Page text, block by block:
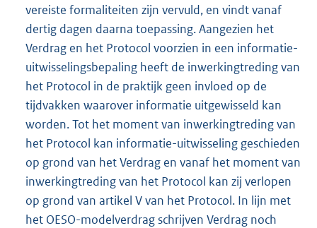
vereiste formaliteiten zijn vervuld, en vindt vanaf
dertig dagen daarna toepassing. Aangezien het
Verdrag en het Protocol voorzien in een informatie-
uitwisselingsbepaling heeft de inwerkingtreding van
het Protocol in de praktijk geen invloed op de
tijdvakken waarover informatie uitgewisseld kan
worden. Tot het moment van inwerkingtreding van
het Protocol kan informatie-uitwisseling geschieden
op grond van het Verdrag en vanaf het moment van
inwerkingtreding van het Protocol kan zij verlopen
op grond van artikel V van het Protocol. In lijn met
het OESO-modelverdrag schrijven Verdrag noch